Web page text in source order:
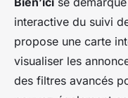
interactive du suivi
propose une carte
visualiser les
des filtres avancés